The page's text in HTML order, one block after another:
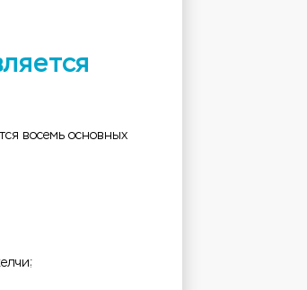
восемь основных